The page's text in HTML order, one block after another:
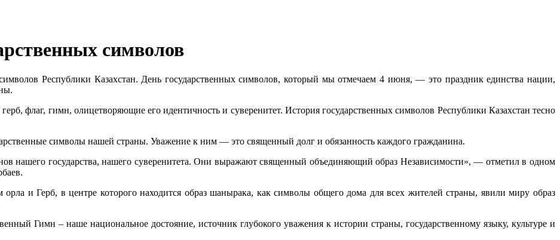
символов
Республики Казахстан. День государственных символов, который мы отмечаем 4 июня, — это праздник единства нации,
флаг, гимн, олицетворяющие его идентичность и суверенитет. История государственных символов Республики Казахстан тесно
символы нашей страны. Уважение к ним — это священный долг и обязанность каждого гражданина.
нашего государства, нашего суверенитета. Они выражают священный объединяющий образ Независимости», — отметил в одном
и Герб, в центре которого находится образ шанырака, как символы общего дома для всех жителей страны, явили миру образ
Гимн – наше национальное достояние, источник глубокого уважения к истории страны, государственному языку, культуре и